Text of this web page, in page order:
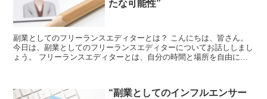
たな可能性”
副業としてのフリーランスエディターとは？ こんにちは、皆さん。
今日は、副業としてのフリーランスエディターについてお話ししまし
ょう。 フリーランスエディターとは、自分の時間と場所を自由に選
“副業としてのインフルエンサー